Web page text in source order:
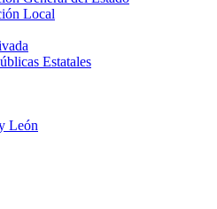
Local
Estatales
León